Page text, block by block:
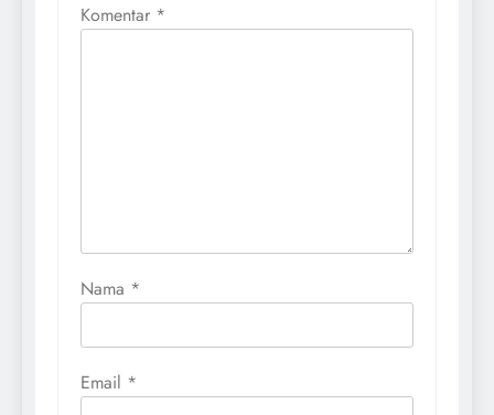
Komentar *
Nama *
Email *